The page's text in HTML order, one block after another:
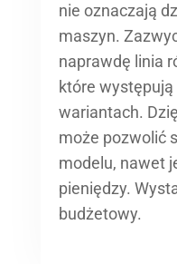
nie oznaczają
maszyn.
naprawdę linia
które
wariantach.
może pozwolić
modelu, nawet
pieniędzy.
budżetowy.